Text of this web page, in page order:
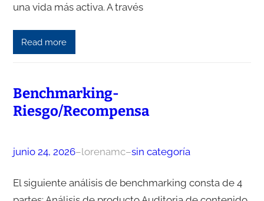
una vida más activa. A través
Read more
Benchmarking-
Riesgo/Recompensa
junio 24, 2026–lorenamc–sin categoría
El siguiente análisis de benchmarking consta de 4